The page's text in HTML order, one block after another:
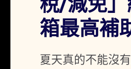
箱最高補
夏天真的不能沒